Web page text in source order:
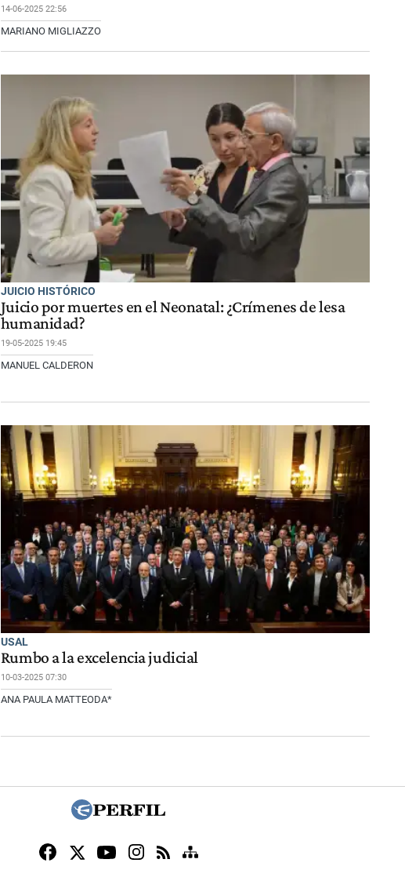
14-06-2025 22:56
MARIANO MIGLIAZZO
JUICIO HISTÓRICO
Juicio por muertes en el Neonatal: ¿Crímenes de lesa
humanidad?
19-05-2025 19:45
MANUEL CALDERON
USAL
Rumbo a la excelencia judicial
10-03-2025 07:30
ANA PAULA MATTEODA*